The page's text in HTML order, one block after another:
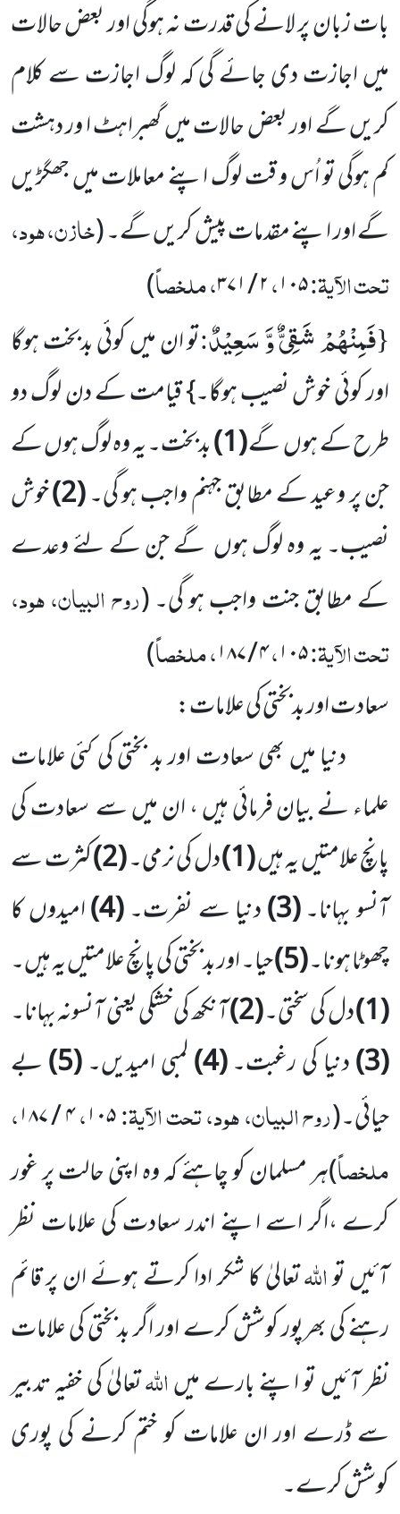
بات زبان پر لانے کی قدرت نہ ہوگی اور بعض حالات
میں اجازت دی جائے گی کہ لوگ اجازت سے کلام
کریں گے اور بعض حالات میں گھبراہٹ ا ور دہشت
کم ہوگی تو اُس و قت لوگ اپنے معاملات میں جھگڑیں
گے اور اپنے مقدمات پیش کریں گے۔ (خازن، ہود،
تحت الآیۃ:۱۰۵،۲ / ۳۷۱ ، ملخصاً)
{فَمِنْهُمْ شَقِیٌّ وَّ سَعِیْدٌ:تو ان میں کوئی بدبخت ہوگا
اور کوئی خوش نصیب ہوگا۔} قیامت کے دن لوگ دو
طرح کے ہوںگے(1)
بدبخت۔ یہ وہ لوگ ہوں کے
جن پر وعید کے مطابق جہنم واجب ہو گی۔(2) خوش
نصیب۔ یہ وہ لوگ ہوں گے جن کے لئے وعدے
کے مطابق جنت واجب ہو گی۔(روح البیان، ہود،
تحت الآیۃ:۱۰۵،۴ / ۱۸۷ ، ملخصاً)
سعادت اور بدبختی کی علامات:
دنیا میں بھی سعادت اور بد بختی کی کئی علامات
علماء نے بیان فرمائی ہیں ، ان میں سے سعادت کی
پانچ علامتیں یہ ہیں(1) دل کی نرمی۔(2) کثرت سے
آنسو بہانا۔(3) دنیا سے نفرت۔(4)
امیدوں کا
چھوٹا ہونا۔(5) حیا۔ اور بدبختی کی پانچ علامتیں یہ ہیں۔
(1) دل کی سختی۔(2) آنکھ کی خشکی یعنی آنسونہ بہانا۔
(3)
دنیا کی رغبت۔(4) لمبی امیدیں۔(5)
بے
حیائی۔(روح البیان، ہود، تحت الآیۃ:۱۰۵،۴ / ۱۸۷
،
ملخصاً)ہر مسلمان کو چاہئے کہ وہ اپنی حالت پر غور
کرے ،اگر اسے اپنے اندر سعادت کی علامات نظر
آئیں تواللہتعالیٰ کا شکر ادا کرتے ہوئے ان پر قائم
رہنے کی بھرپور کوشش کرے اور اگر بدبختی کی علامات
نظر آئیں تو اپنے بارے میںاللہتعالیٰ کی خفیہ تدبیر
سے ڈرے اور ان علامات کو ختم کرنے کی پوری
کوشش کرے۔